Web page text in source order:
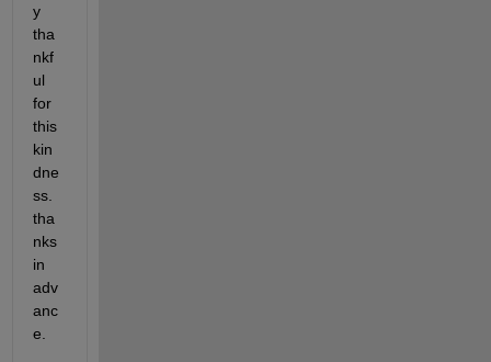
y
tha
nkf
ul
for
this
kin
dne
ss.
tha
nks
in
adv
anc
e.